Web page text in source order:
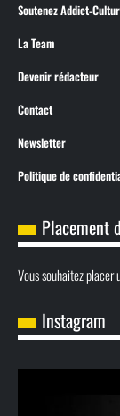
Soutenez Addict-
La Team
Devenir rédacteur
Contact
Newsletter
Politique de
Placement
Vous souhaitez
Instagram